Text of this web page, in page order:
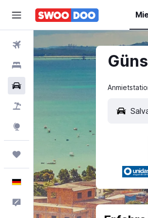
Flüge
Mietwagen
Explore
Deutsch
Feedback